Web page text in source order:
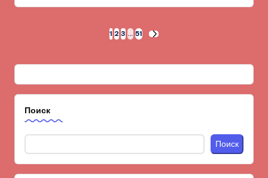
записей
1 2 3 … 51
СЛЕД.
Поиск
Поиск